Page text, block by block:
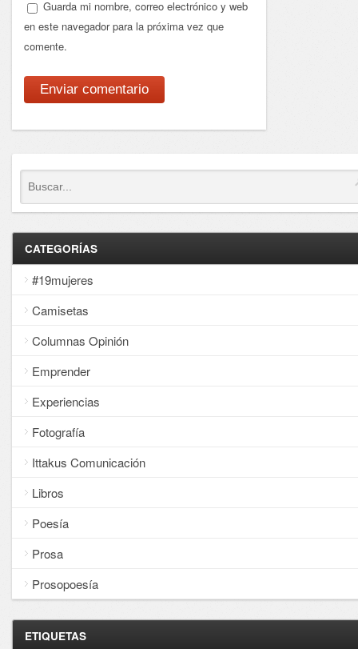
Guarda mi nombre, correo electrónico y web
en este navegador para la próxima vez que
comente.
CATEGORÍAS
#19mujeres
Camisetas
Columnas Opinión
Emprender
Experiencias
Fotografía
Ittakus Comunicación
Libros
Poesía
Prosa
Prosopoesía
ETIQUETAS